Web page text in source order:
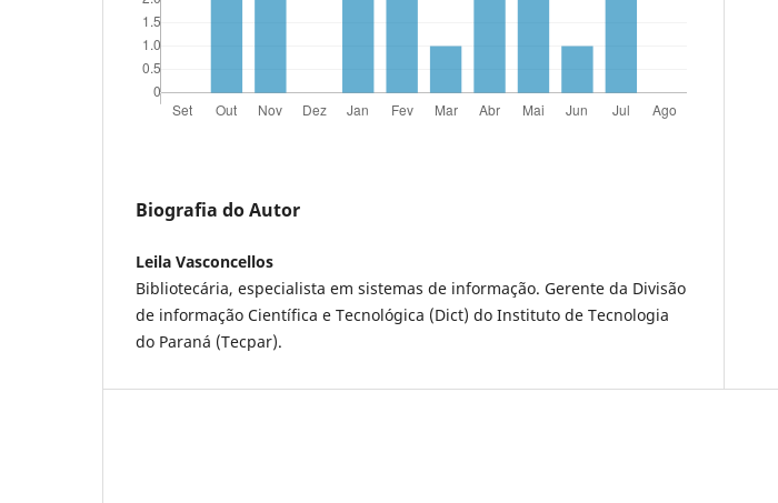
Biografia do Autor
Leila Vasconcellos
Bibliotecária, especialista em sistemas de informação. Gerente da Divisão
de informação Científica e Tecnológica (Dict) do Instituto de Tecnologia
do Paraná (Tecpar).